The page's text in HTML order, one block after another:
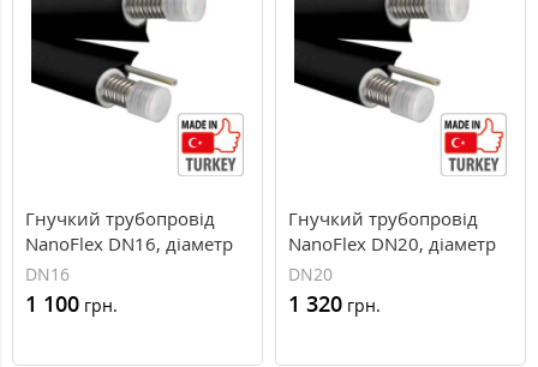
Гнучкий трубопровід
NanoFlex DN16, діаметр
16 мм
DN16
1 100 грн.
Гнучкий трубопровід
NanoFlex DN20, діаметр
20 мм
DN20
1 320 грн.